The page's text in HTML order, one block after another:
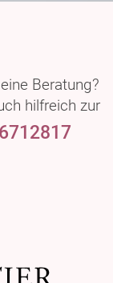
Beratung?
hilfreich zur